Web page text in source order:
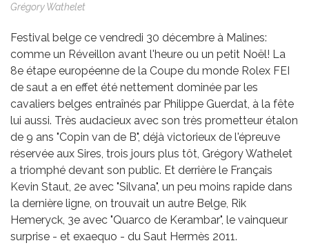
Grégory Wathelet
Festival belge ce vendredi 30 décembre à Malines:
comme un Réveillon avant l'heure ou un petit Noël! La
8e étape européenne de la Coupe du monde Rolex FEI
de saut a en effet été nettement dominée par les
cavaliers belges entraînés par Philippe Guerdat, à la fête
lui aussi. Très audacieux avec son très prometteur étalon
de 9 ans "Copin van de B", déjà victorieux de l'épreuve
réservée aux Sires, trois jours plus tôt, Grégory Wathelet
a triomphé devant son public. Et derrière le Français
Kevin Staut, 2e avec "Silvana", un peu moins rapide dans
la dernière ligne, on trouvait un autre Belge, Rik
Hemeryck, 3e avec "Quarco de Kerambar", le vainqueur
surprise - et exaequo - du Saut Hermès 2011.